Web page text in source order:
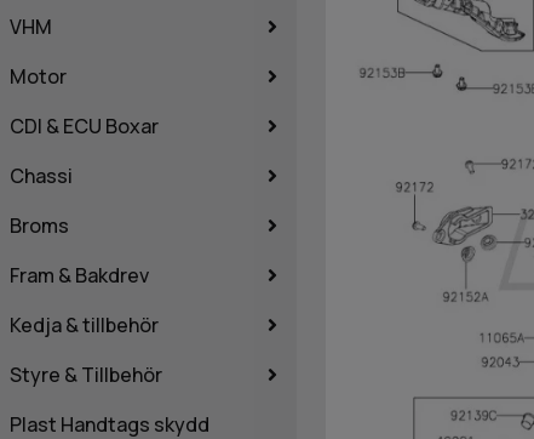
VHM
Motor
CDI & ECU Boxar
Chassi
Broms
Fram & Bakdrev
Kedja & tillbehör
Styre & Tillbehör
Plast Handtags skydd